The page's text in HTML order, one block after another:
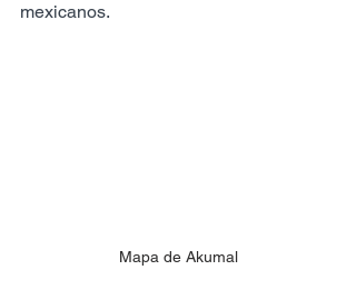
mexicanos.
Mapa de Akumal